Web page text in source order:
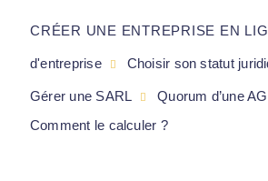
CRÉER UNE ENTREPRISE EN
d'entreprise Choisir son statut
Gérer une SARL
Quorum d’une
Comment le calculer ?